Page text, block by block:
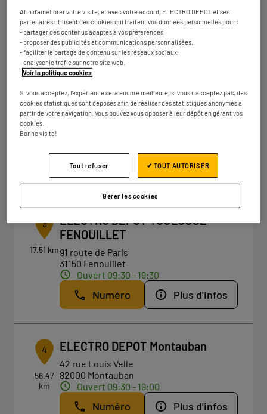
31120 Portet-sur-Garonne
Ouvert 09:30 - 19:30
Numéro Plus d'infos
2
9.25 km
ELECTRO DEPOT TOULOUSE -
COLOMIERS
Numéro Plus d'infos
3
17.51 km
ELECTRO DEPOT TOULOUSE -
FENOUILLET
91 route de Paris
31150 Fenouillet
Ouvert 09:30 - 19:30
Numéro Plus d'infos
4
56.47
km
ELECTRO DEPOT Montauban
42 rue Louis Velle
82000 Montauban
Ouvert 09:30 - 19:00
Numéro Plus d'infos
Afin d'améliorer votre visite, et avec votre accord, ELECTRO DEPOT et ses
partenaires utilisent des cookies qui traitent vos données personnelles pour :
- partager des contenus adaptés à vos préférences,
- proposer des publicités et communications personnalisées,
- faciliter le partage de contenu sur les réseaux sociaux,
- analyser le trafic sur notre site web.
Voir la politique cookies
Si vous acceptez, l'expérience sera encore meilleure, si vous n'acceptez pas, des
cookies statistiques sont déposés afin de réaliser des statistiques anonymes à
partir de votre navigation. Vous pouvez vous opposer à leur dépôt en gérant vos
cookies.
Bonne visite!
Gérer les cookies
Tout refuser ✔ TOUT AUTORISER